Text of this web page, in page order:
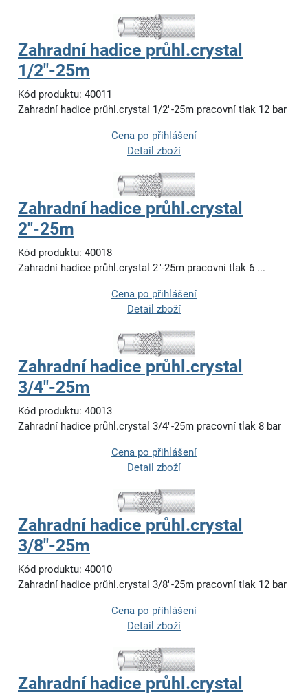
Zahradní hadice průhl.crystal
1/2"-25m
Kód produktu: 40011
Zahradní hadice průhl.crystal 1/2"-25m pracovní tlak 12 bar
Cena po přihlášení
Detail zboží
Zahradní hadice průhl.crystal
2"-25m
Kód produktu: 40018
Zahradní hadice průhl.crystal 2"-25m pracovní tlak 6 ...
Cena po přihlášení
Detail zboží
Zahradní hadice průhl.crystal
3/4"-25m
Kód produktu: 40013
Zahradní hadice průhl.crystal 3/4"-25m pracovní tlak 8 bar
Cena po přihlášení
Detail zboží
Zahradní hadice průhl.crystal
3/8"-25m
Kód produktu: 40010
Zahradní hadice průhl.crystal 3/8"-25m pracovní tlak 12 bar
Cena po přihlášení
Detail zboží
Zahradní hadice průhl.crystal